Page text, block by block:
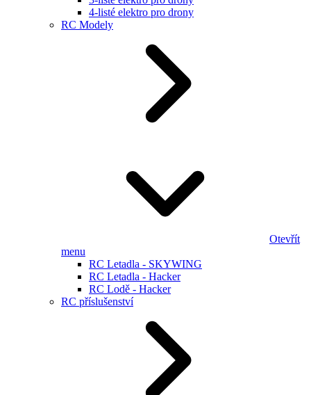
4-listé elektro pro drony
RC Modely
Otevřít
menu
RC Letadla - SKYWING
RC Letadla - Hacker
RC Lodě - Hacker
RC příslušenství